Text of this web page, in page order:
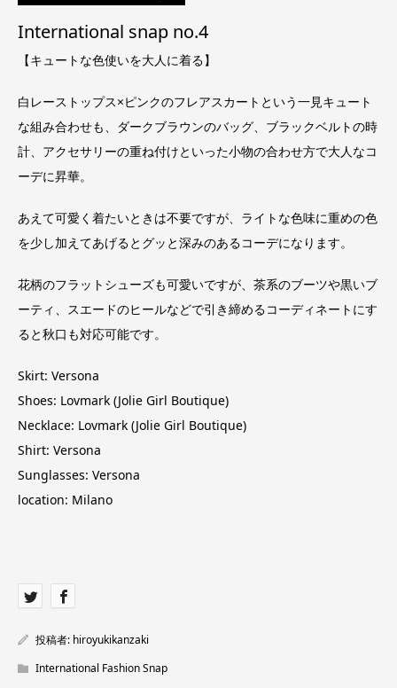
International snap no.4
【キュートな色使いを大人に着る】
白レーストップス×ピンクのフレアスカートという一見キュート
な組み合わせも、ダークブラウンのバッグ、ブラックベルトの時
計、アクセサリーの重ね付けといった小物の合わせ方で大人なコ
ーデに昇華。
あえて可愛く着たいときは不要ですが、ライトな色味に重めの色
を少し加えてあげるとグッと深みのあるコーデになります。
花柄のフラットシューズも可愛いですが、茶系のブーツや黒いブ
ーティ、スエードのヒールなどで引き締めるコーディネートにす
ると秋口も対応可能です。
Skirt: Versona
Shoes: Lovmark (Jolie Girl Boutique)
Necklace: Lovmark (Jolie Girl Boutique)
Shirt: Versona
Sunglasses: Versona
location: Milano
投稿者: hiroyukikanzaki
International Fashion Snap